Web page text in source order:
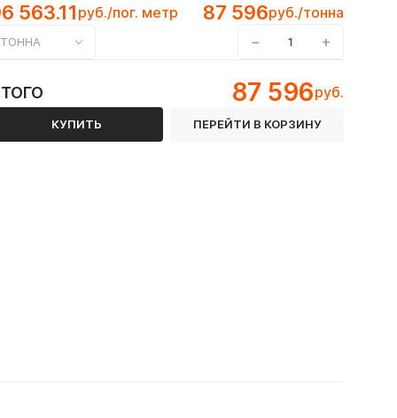
563.11 руб./пог. метр 87 596руб./тонна
ТОННА − +
87 596руб.
КУПИТЬ ПЕРЕЙТИ В КОРЗИНУ